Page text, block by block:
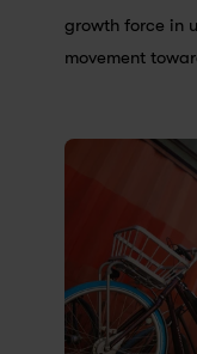
growth force in
movement